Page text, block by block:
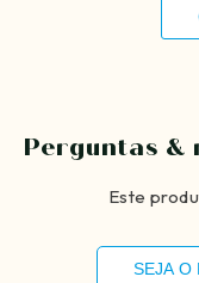
Perguntas &
Este
SEJA O